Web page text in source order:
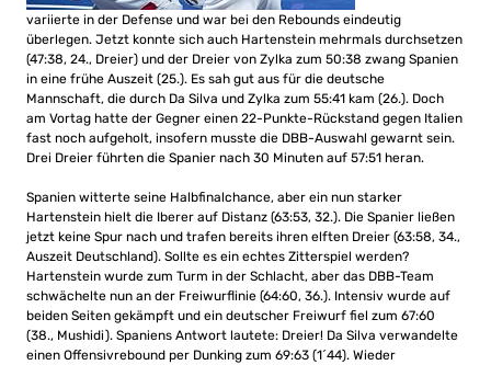
variierte in der Defense und war bei den Rebounds eindeutig
überlegen. Jetzt konnte sich auch Hartenstein mehrmals durchsetzen
(47:38, 24., Dreier) und der Dreier von Zylka zum 50:38 zwang Spanien
in eine frühe Auszeit (25.). Es sah gut aus für die deutsche
Mannschaft, die durch Da Silva und Zylka zum 55:41 kam (26.). Doch
am Vortag hatte der Gegner einen 22-Punkte-Rückstand gegen Italien
fast noch aufgeholt, insofern musste die DBB-Auswahl gewarnt sein.
Drei Dreier führten die Spanier nach 30 Minuten auf 57:51 heran.
Spanien witterte seine Halbfinalchance, aber ein nun starker
Hartenstein hielt die Iberer auf Distanz (63:53, 32.). Die Spanier ließen
jetzt keine Spur nach und trafen bereits ihren elften Dreier (63:58, 34.,
Auszeit Deutschland). Sollte es ein echtes Zitterspiel werden?
Hartenstein wurde zum Turm in der Schlacht, aber das DBB-Team
schwächelte nun an der Freiwurflinie (64:60, 36.). Intensiv wurde auf
beiden Seiten gekämpft und ein deutscher Freiwurf fiel zum 67:60
(38., Mushidi). Spaniens Antwort lautete: Dreier! Da Silva verwandelte
einen Offensivrebound per Dunking zum 69:63 (1´44). Wieder